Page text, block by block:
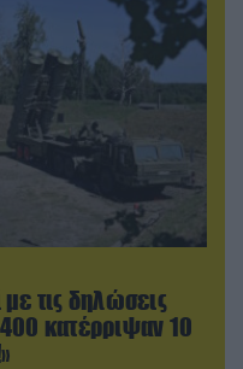
τις δηλώσεις
κατέρριψαν 10